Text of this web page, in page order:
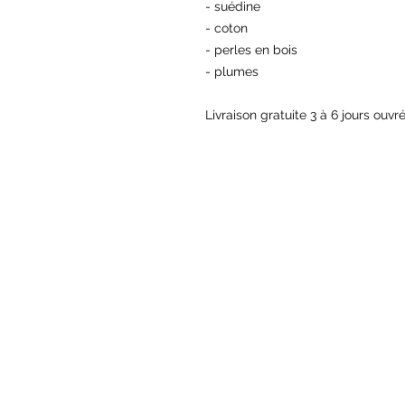
- suédine
- coton
- perles en bois
- plumes
Livraison gratuite 3 à 6 jours